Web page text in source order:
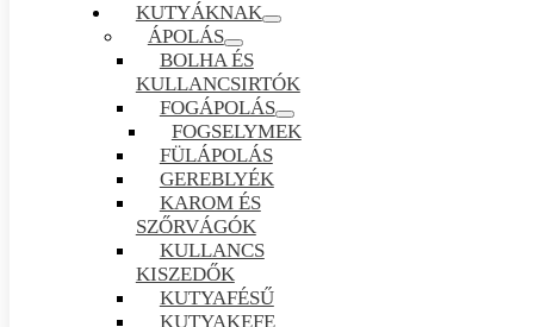
KUTYÁKNAK
ÁPOLÁS
BOLHA ÉS
KULLANCSIRTÓK
FOGÁPOLÁS
FOGSELYMEK
FÜLÁPOLÁS
GEREBLYÉK
KAROM ÉS
SZŐRVÁGÓK
KULLANCS
KISZEDŐK
KUTYAFÉSŰ
KUTYAKEFE